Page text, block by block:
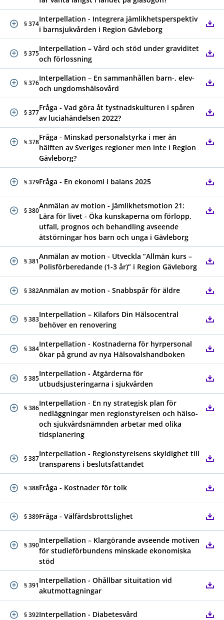
§ 374
Interpellation - Integrera jämlikhetsperspektiv
i barnsjukvården i Region Gävleborg
§ 375
Interpellation – Vård och stöd under graviditet
och förlossning
§ 376
Interpellation – En sammanhållen barn-, elev-
och ungdomshälsovård
§ 377
Fråga - Vad göra åt tystnadskulturen i spåren
av luciahändelsen 2022?
§ 378
Fråga - Minskad personalstyrka i mer än
hälften av Sveriges regioner men inte i Region
Gävleborg?
§ 379Fråga - En ekonomi i balans 2025
§ 380
Anmälan av motion - Jämlikhetsmotion 21:
Lära för livet - Öka kunskaperna om förlopp,
utfall, prognos och behandling avseende
ätstörningar hos barn och unga i Gävleborg
§ 381
Anmälan av motion - Utveckla ”Allmän kurs –
Polisförberedande (1-3 år)” i Region Gävleborg
§ 382Anmälan av motion - Snabbspår för äldre
§ 383
Interpellation – Kilafors Din Hälsocentral
behöver en renovering
§ 384
Interpellation - Kostnaderna för hyrpersonal
ökar på grund av nya Hälsovalshandboken
§ 385
Interpellation - Åtgärderna för
utbudsjusteringarna i sjukvården
§ 386
Interpellation - En ny strategisk plan för
nedläggningar men regionstyrelsen och hälso-
och sjukvårdsnämnden arbetar med olika
tidsplanering
§ 387
Interpellation - Regionstyrelsens skyldighet till
transparens i beslutsfattandet
§ 388Fråga - Kostnader för tolk
§ 389Fråga - Välfärdsbrottslighet
§ 390
Interpellation – Klargörande avseende motiven
för studieförbundens minskade ekonomiska
stöd
§ 391
Interpellation - Ohållbar situitation vid
akutmottagningar
§ 392Interpellation - Diabetesvård